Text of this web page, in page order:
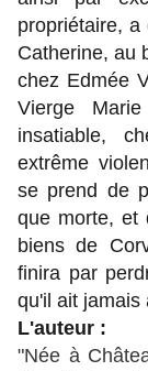
propriétaire,
Catherine, au
chez Edmée
Vierge
insatiable,
extrême
se prend de
que morte, et
biens de
finira par
qu'il ait jamais
L'auteur :
"Née à